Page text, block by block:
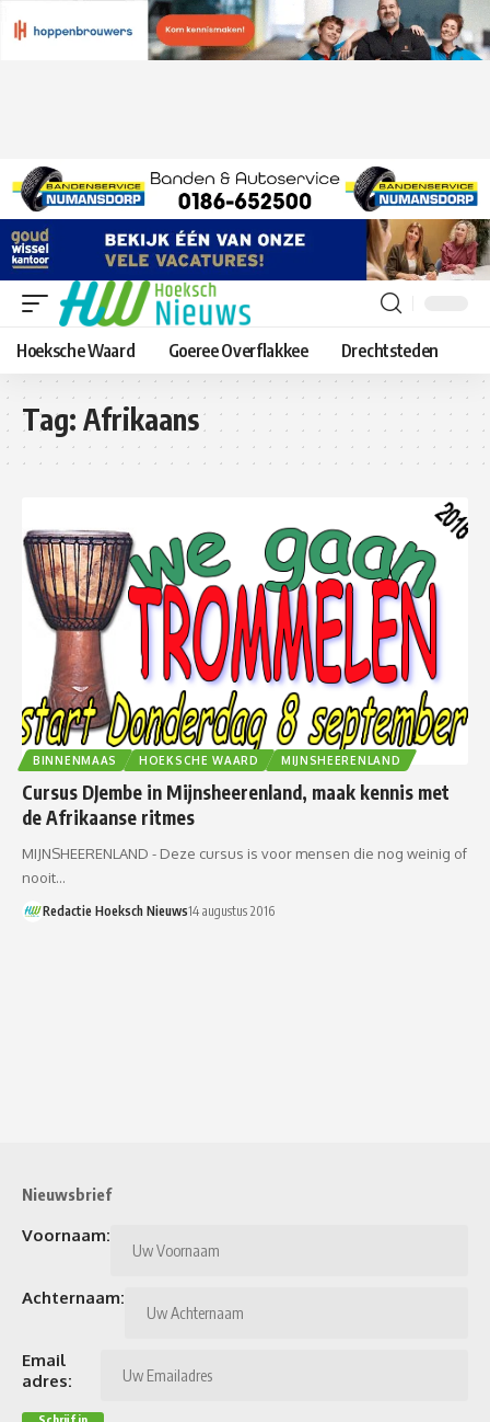
Hoeksche Waard Goeree Overflakkee Drechtsteden
Tag: Afrikaans
BINNENMAAS HOEKSCHE WAARD MIJNSHEERENLAND
Cursus DJembe in Mijnsheerenland, maak kennis met
de Afrikaanse ritmes
MIJNSHEERENLAND - Deze cursus is voor mensen die nog weinig of
nooit…
Redactie Hoeksch Nieuws14 augustus 2016
Nieuwsbrief
Voornaam:
Achternaam:
Email
adres: